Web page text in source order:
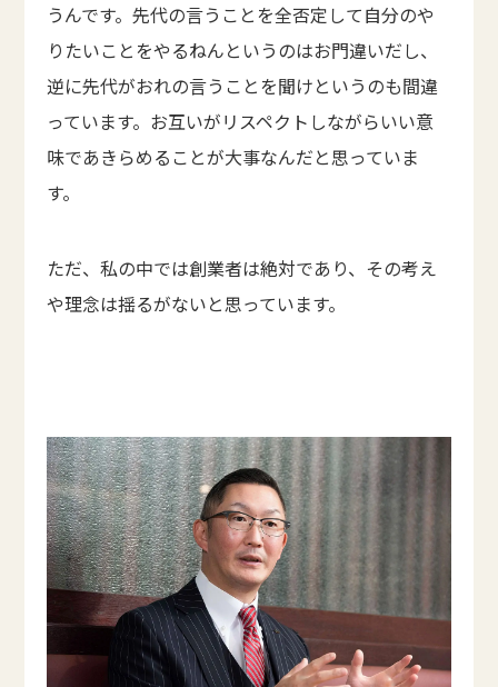
うんです。先代の言うことを全否定して自分のや
りたいことをやるねんというのはお門違いだし、
逆に先代がおれの言うことを聞けというのも間違
っています。お互いがリスペクトしながらいい意
味であきらめることが大事なんだと思っていま
す。
ただ、私の中では創業者は絶対であり、その考え
や理念は揺るがないと思っています。